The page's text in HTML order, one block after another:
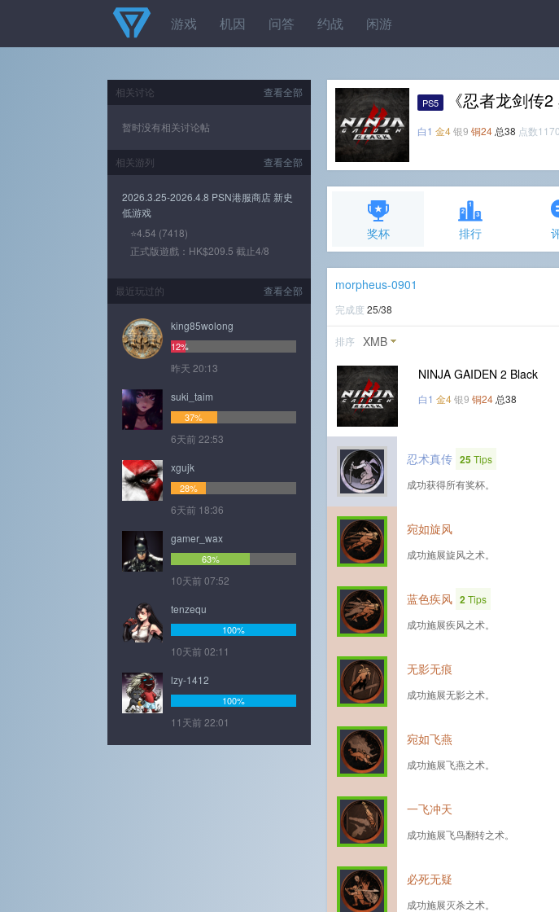
游戏 机因 问答 约战 闲游
PS5 《忍者龙剑传
白1 金4银9 铜24 总38 点数
奖杯 排行
morpheus-0901
完成度 25/38
排序 XMB
NINJA GAIDEN 2 Black
白1 金4银9 铜24 总38
忍术真传 25Tips
成功获得所有奖杯。
宛如旋风
成功施展旋风之术。
蓝色疾风 2Tips
成功施展疾风之术。
无影无痕
成功施展无影之术。
宛如飞燕
成功施展飞燕之术。
一飞冲天
成功施展飞鸟翻转之术。
必死无疑
成功施展灭杀之术。
查看全部
相关讨论
暂时没有相关讨论帖
查看全部
相关游列
2026.3.25-2026.4.8 PSN港服商店 新史
低游戏
⭐4.54 (7418)
正式版遊戲：HK$209.5 截止4/8
查看全部
最近玩过的
king85wolong
12%
昨天 20:13
suki_taim
37%
6天前 22:53
xgujk
28%
6天前 18:36
gamer_wax
63%
10天前 07:52
tenzequ
100%
10天前 02:11
lzy-1412
100%
11天前 22:01